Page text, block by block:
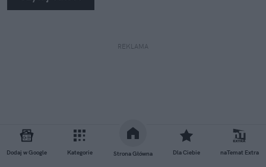
Dodaj w Google Kategorie Strona Główna Dla Ciebie naTemat Extra
REKLAMA